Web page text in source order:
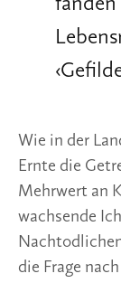
Wie in der
Ernte die
Mehrwert an
wachsende
die Frage